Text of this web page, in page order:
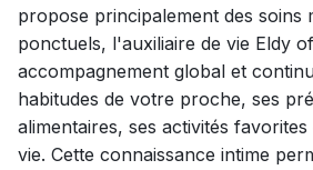
propose principalement des soins
ponctuels, l'auxiliaire de vie Eldy
accompagnement global et
habitudes de votre proche, ses
alimentaires, ses activités
vie. Cette connaissance intime